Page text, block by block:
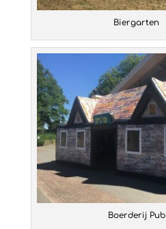
Biergarten
Boerderij Pub